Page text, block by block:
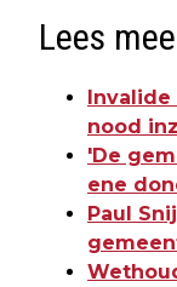
Lees
Invalide
nood
'De
ene
Paul